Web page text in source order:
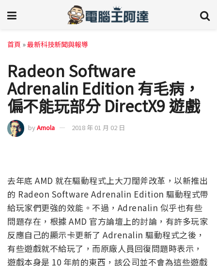
首頁 »最新科技新聞與報導
Radeon Software
Adrenalin Edition 有毛病，
偏不能玩部分 DirectX9 遊戲
byAmola 2018 年 01 月 02 日
去年底 AMD 就在驅動程式上大刀闊斧改革，以新推出
的 Radeon Software Adrenalin Edition 驅動程式帶
給玩家們更強的效能。不過，Adrenalin 似乎也有些
問題存在，根據 AMD 官方論壇上的討論，有許多玩家
反應自己的顯示卡更新了 Adrenalin 驅動程式之後，
有些遊戲就不給玩了，而原廠人員回復問題時表示，
遊戲本身是 10 年前的東西，該公司並不會為這些遊戲